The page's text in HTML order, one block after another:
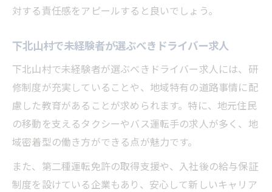
対する責任感をアピールすると良いでしょう。
下北山村で未経験者が選ぶべきドライバー求人
下北山村で未経験者が選ぶべきドライバー求人には、研
修制度が充実していることや、地域特有の道路事情に配
慮した教育があることが求められます。特に、地元住民
の移動を支えるタクシーやバス運転手の求人が多く、地
域密着型の働き方ができる点が魅力です。
また、第二種運転免許の取得支援や、入社後の給与保証
制度を設けている企業もあり、安心して新しいキャリア